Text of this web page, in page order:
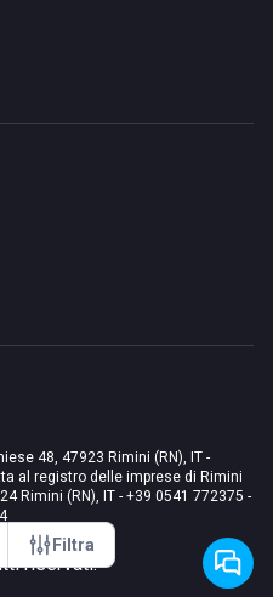
Filtra
48, 47923 Rimini (RN), IT -
al registro delle imprese di Rimini
Rimini (RN), IT - +39 0541 772375 -
riservati.